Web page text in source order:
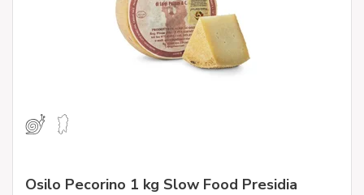
Osilo Pecorino 1 kg Slow Food Presidia